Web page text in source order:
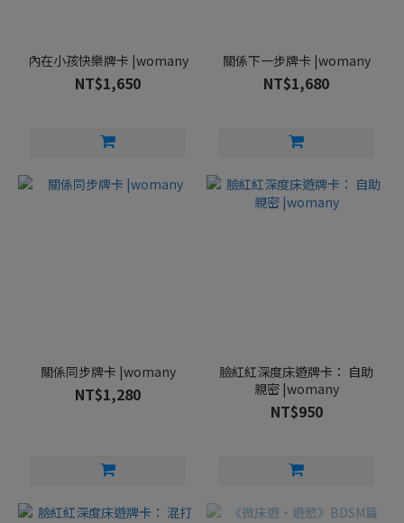
內在小孩快樂牌卡 |womany
NT$1,650
關係下一步牌卡 |womany
NT$1,680
關係同步牌卡 |womany
NT$1,280
臉紅紅深度床遊牌卡： 自助
親密 |womany
NT$950